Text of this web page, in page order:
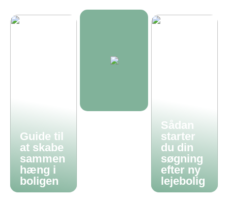
Guide til
at skabe
sammen
hæng i
boligen
Sådan
starter
du din
søgning
efter ny
lejebolig